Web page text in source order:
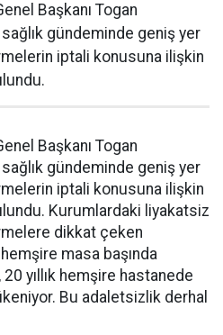
Başkanı Togan
gündeminde geniş yer
iptali konusuna ilişkin
Başkanı Togan
gündeminde geniş yer
iptali konusuna ilişkin
Kurumlardaki liyakatsiz
dikkat çeken
masa başında
yıllık hemşire hastanede
Bu adaletsizlik derhal